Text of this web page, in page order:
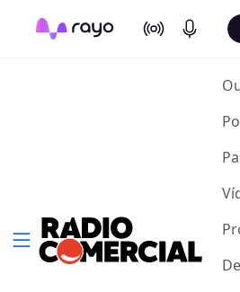
On Air Podcasts